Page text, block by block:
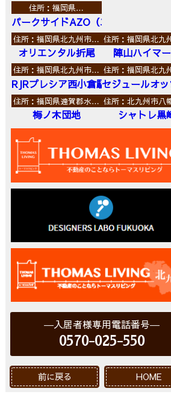
住所：福岡県…
パークサイドAZO（エーゼットオー）
住所：福岡県北九州市…
オリエンタル折尾
住所：福岡県北九
陣山ハイマ
住所：福岡県北九州市…
RJRプレシア西小倉駅前
住所：福岡県北九
セジュールオッ
住所：福岡県遠賀郡水…
梅ノ木団地
住所：北九州市八
シャトレ黒
入居者様専用電話番号
0570-025-550
前に戻る HOME